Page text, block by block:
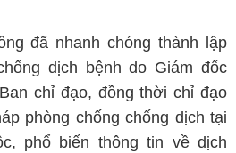
đã nhanh chóng thành lập
dịch bệnh do Giám đốc
chỉ đạo, đồng thời chỉ đạo
phòng chống chống dịch tại
phổ biến thông tin về dịch